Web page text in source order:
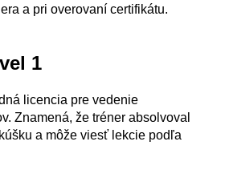
a pri overovaní certifikátu.
1
licencia pre vedenie
Znamená, že tréner absolvoval
a môže viesť lekcie podľa